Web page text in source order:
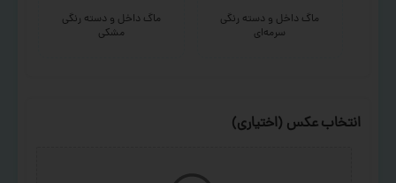
ماگ داخل و دسته رنگی
سرمه‌ای
ماگ داخل و دسته رنگی
مشکی
انتخاب عکس (اختیاری)